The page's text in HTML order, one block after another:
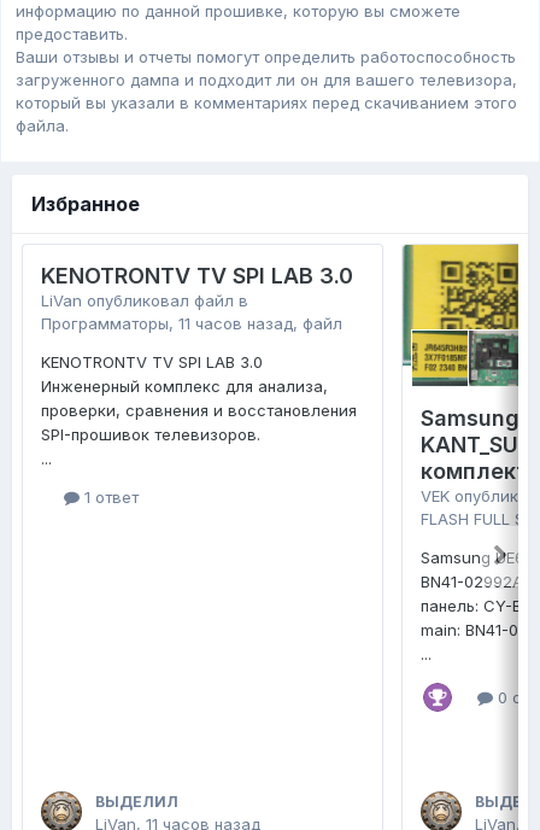
информацию по данной прошивке, которую вы сможете
предоставить.
Ваши отзывы и отчеты помогут определить работоспособность
загруженного дампa и подходит ли он для вашего телевизора,
который вы указали в комментариях перед скачиванием этого
файла.
Избранное
KENOTRONTV TV SPI LAB 3.0
LiVan опубликовал файл в
Программаторы, 11 часов назад, файл
KENOTRONTV TV SPI LAB 3.0
Инженерный комплекс для анализа,
проверки, сравнения и восстановления
SPI-прошивок телевизоров.
...
1 ответ
ВЫДЕЛИЛ
LiVan, 11 часов назад
Samsung
комплект
VEK
FLASH FULL
Samsung
BN41-02992A
панель: CY-
main: BN41-
...
0
LiVan,